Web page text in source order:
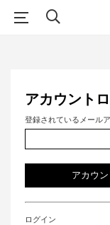
アカウント
登録されているメール
ログイン